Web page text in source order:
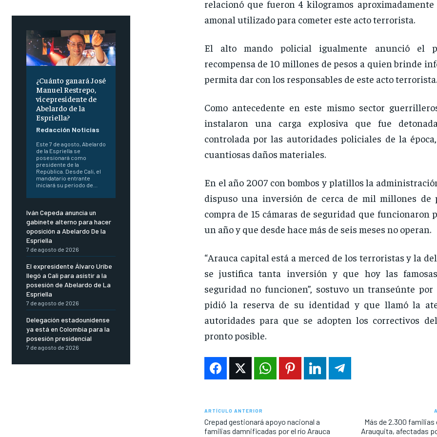
¿Cuánto ganará José
Manuel Restrepo,
vicepresidente de
Abelardo de la
Espriella?
Redacción Noticias
Este 7 de agosto, Abelardo
de la Espriella se
posesionará como
presidente de la
República. Desde Cali, el
mandatario entrante
iniciará su periodo de...
Iván Cepeda anuncia un
gabinete alterno para hacer
oposición a Abelardo De la
Espriella
7 de agosto de 2026
El expresidente Álvaro Uribe
llegó a Cali para asistir a la
posesión de Abelardo de La
Espriella
7 de agosto de 2026
Delegación estadounidense
ya está en Colombia para la
posesión presidencial
7 de agosto de 2026
relacionó que fueron 4 kilogramos
amonal utilizado para cometer este acto terrorista.
El alto mando policial igualmente anunció el
recompensa de 10 millones de pesos a quien brinde
permita dar con los responsables de este acto terrorista.
Como antecedente en este mismo sector
instalaron una carga explosiva que fue
controlada por las autoridades policiales de la
cuantiosas daños materiales.
En el año 2007 con bombos y platillos la
dispuso una inversión de cerca de mil millones de
compra de 15 cámaras de seguridad que funcionaron
un año y que desde hace más de seis meses no operan.
“Arauca capital está a merced de los terroristas y la
se justifica tanta inversión y que hoy las
seguridad no funcionen”, sostuvo un transeúnte
pidió la reserva de su identidad y que llamó la
autoridades para que se adopten los correctivos
pronto posible.
ARTÍCULO ANTERIOR
Crepad gestionará apoyo nacional a
familias damnificadas por el río Arauca
Más de 2.300
Arauquita, afectadas